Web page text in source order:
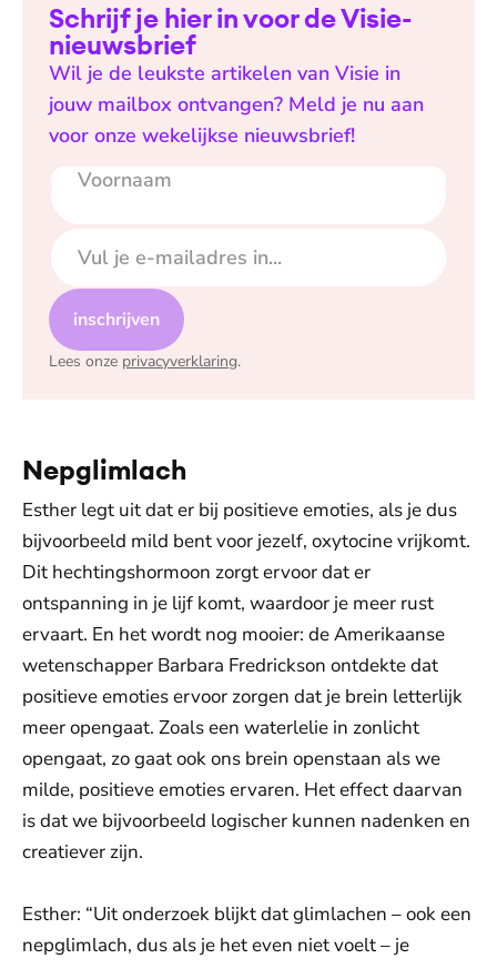
Schrijf je hier in voor de Visie-
nieuwsbrief
Wil je de leukste artikelen van Visie in
jouw mailbox ontvangen? Meld je nu aan
voor onze wekelijkse nieuwsbrief!
Voornaam
E-mailadres
inschrijven
Lees onze privacyverklaring.
Nepglimlach
Esther legt uit dat er bij positieve emoties, als je dus
bijvoorbeeld mild bent voor jezelf, oxytocine vrijkomt.
Dit hechtingshormoon zorgt ervoor dat er
ontspanning in je lijf komt, waardoor je meer rust
ervaart. En het wordt nog mooier: de Amerikaanse
wetenschapper Barbara Fredrickson ontdekte dat
positieve emoties ervoor zorgen dat je brein letterlijk
meer opengaat. Zoals een waterlelie in zonlicht
opengaat, zo gaat ook ons brein openstaan als we
milde, positieve emoties ervaren. Het effect daarvan
is dat we bijvoorbeeld logischer kunnen nadenken en
creatiever zijn.
Esther: “Uit onderzoek blijkt dat glimlachen – ook een
nepglimlach, dus als je het even niet voelt – je